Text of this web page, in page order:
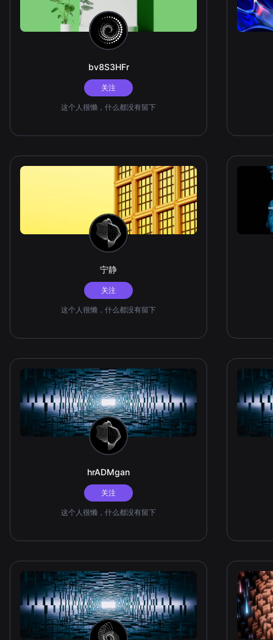
bv8S3HFr
关注
这个人很懒，什么都没有留下
宁静
关注
这个人很懒，什么都没有留下
hrADMgan
关注
这个人很懒，什么都没有留下